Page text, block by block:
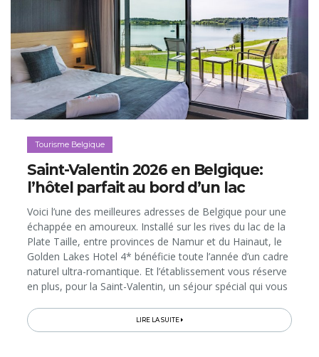
Tourisme Belgique
Saint-Valentin 2026 en Belgique:
l’hôtel parfait au bord d’un lac
Voici l’une des meilleures adresses de Belgique pour une
échappée en amoureux. Installé sur les rives du lac de la
Plate Taille, entre provinces de Namur et du Hainaut, le
Golden Lakes Hotel 4* bénéficie toute l’année d’un cadre
naturel ultra-romantique. Et l’établissement vous réserve
en plus, pour la Saint-Valentin, un séjour spécial qui vous
LIRE LA SUITE